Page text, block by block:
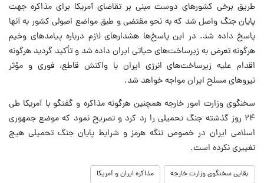
طریق برخی کشورهای دوست مبنی بر تقاضای آمریکا برای مذاکره جهت
پایان جنگ واصل شد که به نحو مقتضی و طبق مواضع اصولی کشور به آنها
پاسخ داده شد. در این پاسخ‌ها هشدارهای لازم درباره پیامدهای وخیم
هرگونه تعرض به زیرساخت‌های حیاتی ایران داده شد و تأکید گردید هرگونه
اقدام علیه زیرساخت‌های انرژی ایران با واکنش قاطع، فوری و مؤثر
نیروهای مسلح ایران مواجه خواهد شد.
سخنگوی وزارت امور خارجه همچنین هرگونه مذاکره و گفتگو با آمریکا طی
۲۴ روز گذشته جنگ تحمیلی را رد کرد و تصریح نمود که موضع جمهوری
اسلامی ایران در خصوص تنگه هرمز و شرایط پایان جنگ تحمیلی هیچ
تغییری نکرده است.
بقایی سخنگوی وزارت خارجه مذاکره ایران و آمریکا